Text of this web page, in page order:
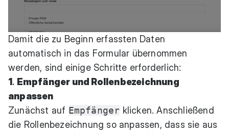
Damit die zu Beginn erfassten Daten
automatisch in das Formular übernommen
werden, sind einige Schritte erforderlich:
1 . Empfänger und Rollenbezeichnung
anpassen
Zunächst auf Empfänger klicken. Anschließend
die Rollenbezeichnung so anpassen, dass sie aus